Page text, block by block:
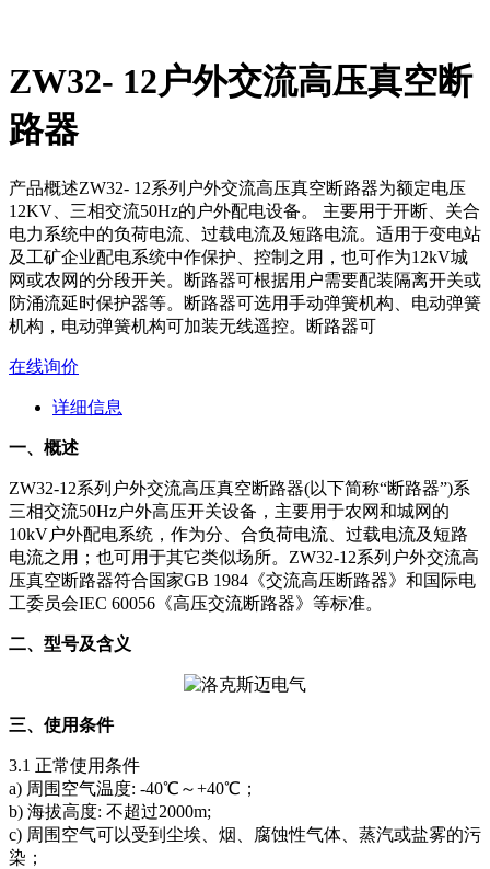
ZW32- 12户外交流高压真空断
路器
产品概述ZW32- 12系列户外交流高压真空断路器为额定电压
12KV、三相交流50Hz的户外配电设备。 主要用于开断、关合
电力系统中的负荷电流、过载电流及短路电流。适用于变电站
及工矿企业配电系统中作保护、控制之用，也可作为12kV城
网或农网的分段开关。断路器可根据用户需要配装隔离开关或
防涌流延时保护器等。断路器可选用手动弹簧机构、电动弹簧
机构，电动弹簧机构可加装无线遥控。断路器可
在线询价
详细信息
一、概述
ZW32-12系列户外交流高压真空断路器(以下简称“断路器”)系
三相交流50Hz户外高压开关设备，主要用于农网和城网的
10kV户外配电系统，作为分、合负荷电流、过载电流及短路
电流之用；也可用于其它类似场所。ZW32-12系列户外交流高
压真空断路器符合国家GB 1984《交流高压断路器》和国际电
工委员会IEC 60056《高压交流断路器》等标准。
二、型号及含义
三、使用条件
3.1 正常使用条件
a) 周围空气温度: -40℃～+40℃；
b) 海拔高度: 不超过2000m;
c) 周围空气可以受到尘埃、烟、腐蚀性气体、蒸汽或盐雾的污
染；